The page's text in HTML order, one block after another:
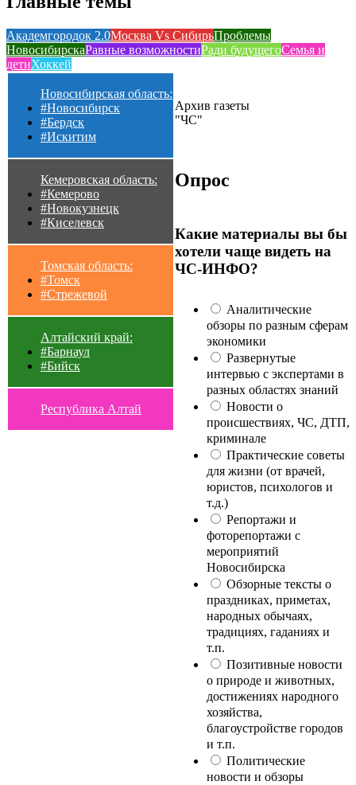
Академгородок 2.0Москва Vs СибирьПроблемы
НовосибирскаРавные возможностиРади будущегоСемья и
детиХоккей
Новосибирская область:
#Новосибирск
#Бердск
#Искитим
Кемеровская область:
#Кемерово
#Новокузнецк
#Киселевск
Томская область:
#Томск
#Стрежевой
Алтайский край:
#Барнаул
#Бийск
Республика Алтай
Архив газеты
"ЧС"
Опрос
Какие материалы вы бы
хотели чаще видеть на
ЧС-ИНФО?
Аналитические
обзоры по разным сферам
экономики
Развернутые
интервью с экспертами в
разных областях знаний
Новости о
происшествиях, ЧС, ДТП,
криминале
Практические советы
для жизни (от врачей,
юристов, психологов и
т.д.)
Репортажи и
фоторепортажи с
мероприятий
Новосибирска
Обзорные тексты о
праздниках, приметах,
народных обычаях,
традициях, гаданиях и
т.п.
Позитивные новости
о природе и животных,
достижениях народного
хозяйства,
благоустройстве городов
и т.п.
Политические
новости и обзоры